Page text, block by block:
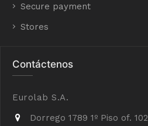
Secure payment
Stores
Contáctenos
Eurolab S.A.
Dorrego 1789 1º Piso of. 102